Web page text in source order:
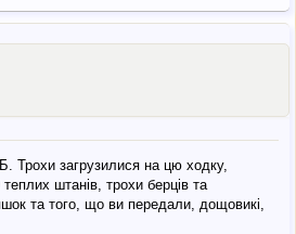
Трохи загрузилися на цю ходку,
штанів, трохи берців та
та того, що ви передали, дощовикі,